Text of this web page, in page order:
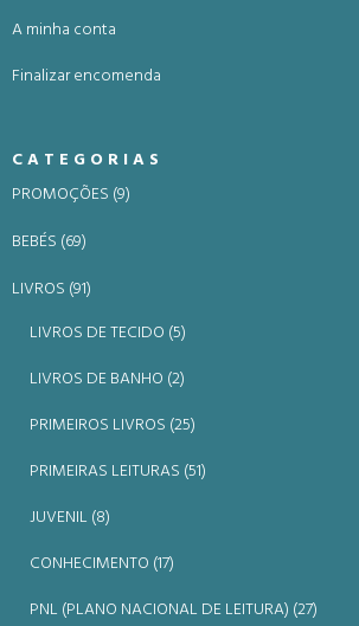
A minha conta
Finalizar encomenda
CATEGORIAS
PROMOÇÕES (9)
BEBÉS (69)
LIVROS (91)
LIVROS DE TECIDO (5)
LIVROS DE BANHO (2)
PRIMEIROS LIVROS (25)
PRIMEIRAS LEITURAS (51)
JUVENIL (8)
CONHECIMENTO (17)
PNL (PLANO NACIONAL DE LEITURA) (27)